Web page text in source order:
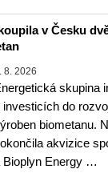
v Česku
8. 2026
skupina
investicích do
biometanu.
akvizice
Bioplyn Energy …